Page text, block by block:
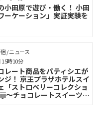
小田原で遊び・働く！ 小田
ーケーション」実証実験を
/ ニュース
レート商品をパティシエが
ジ！ 京王プラザホテルスイ
「ストロベリーコレクショ
～チョコレートスイーツ×
1日～5月31日開催
15時10分